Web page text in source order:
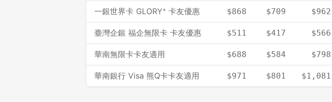
一銀世界卡 GLORY⁺ 卡友優惠 $868 $709 $962
臺灣企銀 福企無限卡 卡友優惠 $511 $417 $566
華南無限卡卡友適用 $688 $584 $798
華南銀行 Visa 熊Q卡卡友適用 $971 $801 $1,081